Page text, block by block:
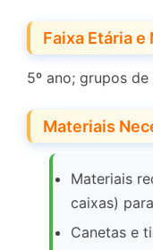
Faixa Etária
5º ano; grupos
Materiais
Materiais
caixas)
Canetas e